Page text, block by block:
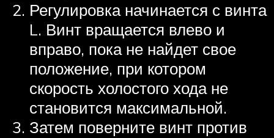
Регулировка начинается с винта
L. Винт вращается влево и
вправо, пока не найдет свое
положение, при котором
скорость холостого хода не
становится максимальной.
Затем поверните винт против